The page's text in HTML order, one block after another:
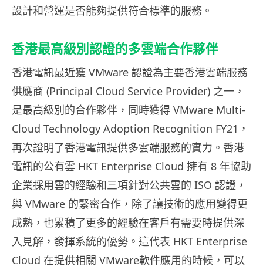
設計和營運是否能夠提供符合標準的服務。
香港最高級別認證的多雲端合作夥伴
香港電訊最近獲 VMware 認證為主要香港雲端服務
供應商 (Principal Cloud Service Provider) 之一，
是最高級別的合作夥伴，同時獲得 VMware Multi-
Cloud Technology Adoption Recognition FY21，
再次證明了香港電訊提供多雲端服務的實力。香港
電訊的公有雲 HKT Enterprise Cloud 擁有 8 年協助
企業採用雲的經驗和三項針對公共雲的 ISO 認證，
與 VMware 的緊密合作，除了讓技術的應用變得更
成熟，也累積了更多的經驗在客戶有需要時提供深
入見解，發揮系統的優勢。這代表 HKT Enterprise
Cloud 在提供相關 VMware軟件應用的時候，可以